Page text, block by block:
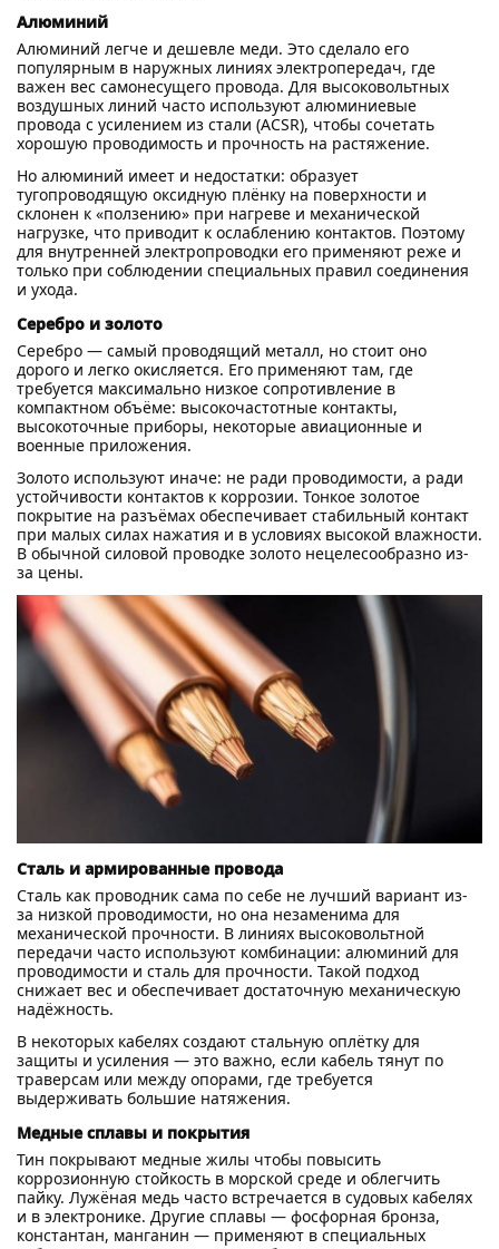
Алюминий
Алюминий легче и дешевле меди. Это сделало его
популярным в наружных линиях электропередач, где
важен вес самонесущего провода. Для высоковольтных
воздушных линий часто используют алюминиевые
провода с усилением из стали (ACSR), чтобы сочетать
хорошую проводимость и прочность на растяжение.
Но алюминий имеет и недостатки: образует
тугопроводящую оксидную плёнку на поверхности и
склонен к «ползению» при нагреве и механической
нагрузке, что приводит к ослаблению контактов. Поэтому
для внутренней электропроводки его применяют реже и
только при соблюдении специальных правил соединения
и ухода.
Серебро и золото
Серебро — самый проводящий металл, но стоит оно
дорого и легко окисляется. Его применяют там, где
требуется максимально низкое сопротивление в
компактном объёме: высокочастотные контакты,
высокоточные приборы, некоторые авиационные и
военные приложения.
Золото используют иначе: не ради проводимости, а ради
устойчивости контактов к коррозии. Тонкое золотое
покрытие на разъёмах обеспечивает стабильный контакт
при малых силах нажатия и в условиях высокой влажности.
В обычной силовой проводке золото нецелесообразно из-
за цены.
Сталь и армированные провода
Сталь как проводник сама по себе не лучший вариант из-
за низкой проводимости, но она незаменима для
механической прочности. В линиях высоковольтной
передачи часто используют комбинации: алюминий для
проводимости и сталь для прочности. Такой подход
снижает вес и обеспечивает достаточную механическую
надёжность.
В некоторых кабелях создают стальную оплётку для
защиты и усиления — это важно, если кабель тянут по
траверсам или между опорами, где требуется
выдерживать большие натяжения.
Медные сплавы и покрытия
Тин покрывают медные жилы чтобы повысить
коррозионную стойкость в морской среде и облегчить
пайку. Лужёная медь часто встречается в судовых кабелях
и в электронике. Другие сплавы — фосфорная бронза,
константан, манганин — применяют в специальных